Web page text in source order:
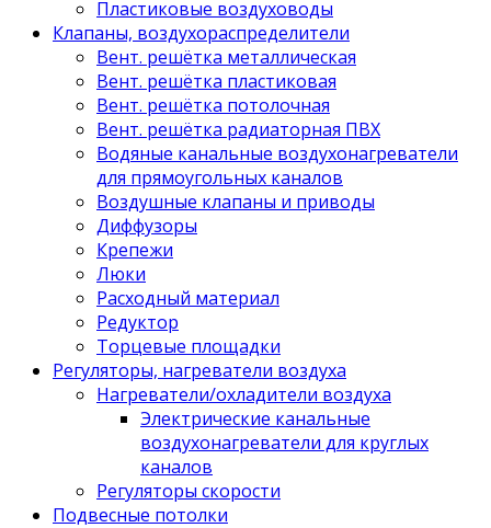
Пластиковые воздуховоды
Клапаны, воздухораспределители
Вент. решётка металлическая
Вент. решётка пластиковая
Вент. решётка потолочная
Вент. решётка радиаторная ПВХ
Водяные канальные воздухонагреватели
для прямоугольных каналов
Воздушные клапаны и приводы
Диффузоры
Крепежи
Люки
Расходный материал
Редуктор
Торцевые площадки
Регуляторы, нагреватели воздуха
Нагреватели/охладители воздуха
Электрические канальные
воздухонагреватели для круглых
каналов
Регуляторы скорости
Подвесные потолки